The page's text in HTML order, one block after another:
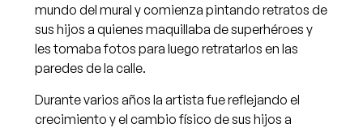
mundo del mural y comienza pintando retratos de
sus hijos a quienes maquillaba de superhéroes y
les tomaba fotos para luego retratarlos en las
paredes de la calle.
Durante varios años la artista fue reflejando el
crecimiento y el cambio físico de sus hijos a